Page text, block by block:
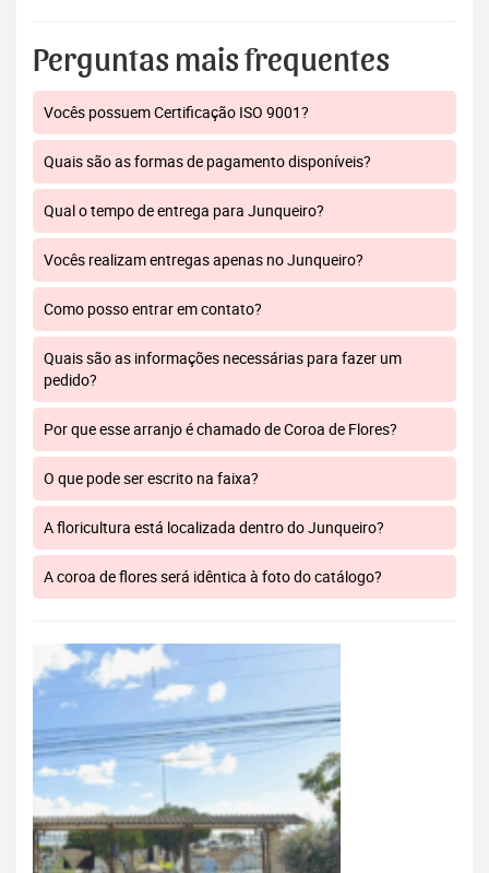
Perguntas mais frequentes
Vocês possuem Certificação ISO 9001?
Quais são as formas de pagamento disponíveis?
Qual o tempo de entrega para Junqueiro?
Vocês realizam entregas apenas no Junqueiro?
Como posso entrar em contato?
Quais são as informações necessárias para fazer um
pedido?
Por que esse arranjo é chamado de Coroa de Flores?
O que pode ser escrito na faixa?
A floricultura está localizada dentro do Junqueiro?
A coroa de flores será idêntica à foto do catálogo?